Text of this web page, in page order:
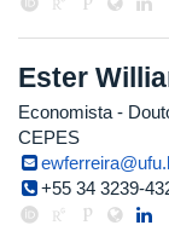
Ester
Economista -
CEPES
+55 34 3239-